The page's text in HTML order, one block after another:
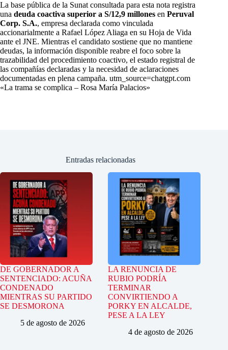
La base pública de la Sunat consultada para esta nota registra
una deuda coactiva superior a S/12,9 millones en Peruval
Corp. S.A., empresa declarada como vinculada
accionarialmente a Rafael López Aliaga en su Hoja de Vida
ante el JNE. Mientras el candidato sostiene que no mantiene
deudas, la información disponible reabre el foco sobre la
trazabilidad del procedimiento coactivo, el estado registral de
las compañías declaradas y la necesidad de aclaraciones
documentadas en plena campaña. utm_source=chatgpt.com
«La trama se complica – Rosa María Palacios»
Entradas relacionadas
DE GOBERNADOR A
SENTENCIADO: ACUÑA
CONDENADO
MIENTRAS SU PARTIDO
SE DESMORONA
5 de agosto de 2026
LA RENUNCIA DE
RUBIO PODRÍA
TERMINAR
CONVIRTIENDO A
PORKY EN ALCALDE,
PESE A LA LEY
4 de agosto de 2026